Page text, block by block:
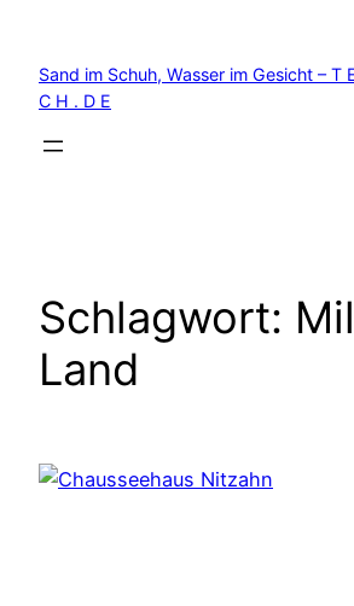
springen
Sand im Schuh, Wasser im Gesicht – T
C H . D E
Schlagwort:
Land